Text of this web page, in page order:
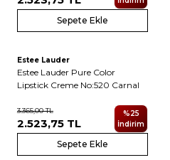
Sepete Ekle
Estee Lauder
Estee Lauder Pure Color
Lipstick Creme No:520 Carnal
3.365,00TL
2.523,75 TL
%25
İndirim
Sepete Ekle